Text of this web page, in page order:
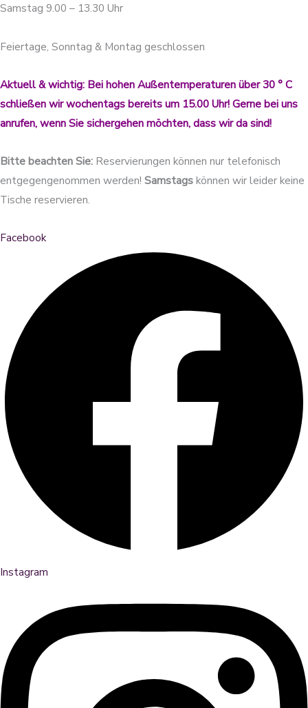
Samstag 9.00 – 13.30 Uhr
Feiertage, Sonntag & Montag geschlossen
Aktuell & wichtig: Bei hohen Außentemperaturen über 30 ° C
schließen wir wochentags bereits um 15.00 Uhr! Gerne bei uns
anrufen, wenn Sie sichergehen möchten, dass wir da sind!
Bitte beachten Sie: Reservierungen können nur telefonisch
entgegengenommen werden! Samstagskönnen wir leider keine
Tische reservieren.
Facebook
Instagram